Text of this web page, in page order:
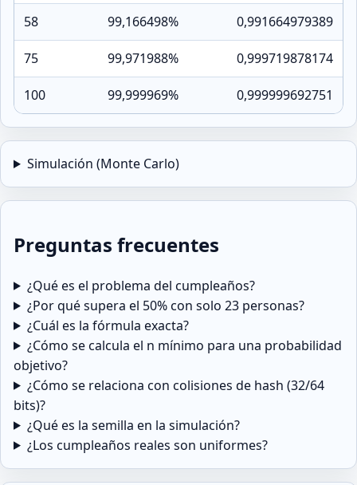
58 99,166498% 0,991664979389
75 99,971988% 0,999719878174
100 99,999969% 0,999999692751
Simulación (Monte Carlo)
Preguntas frecuentes
¿Qué es el problema del cumpleaños?
¿Por qué supera el 50% con solo 23 personas?
¿Cuál es la fórmula exacta?
¿Cómo se calcula el n mínimo para una probabilidad
objetivo?
¿Cómo se relaciona con colisiones de hash (32/64
bits)?
¿Qué es la semilla en la simulación?
¿Los cumpleaños reales son uniformes?